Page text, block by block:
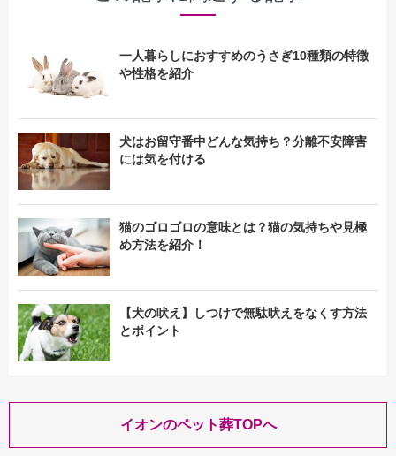
一人暮らしにおすすめのうさぎ10種類の特徴
や性格を紹介
犬はお留守番中どんな気持ち？分離不安障害
には気を付ける
猫のゴロゴロの意味とは？猫の気持ちや見極
め方法を紹介！
【犬の吠え】しつけで無駄吠えをなくす方法
とポイント
イオンのペット葬TOPへ